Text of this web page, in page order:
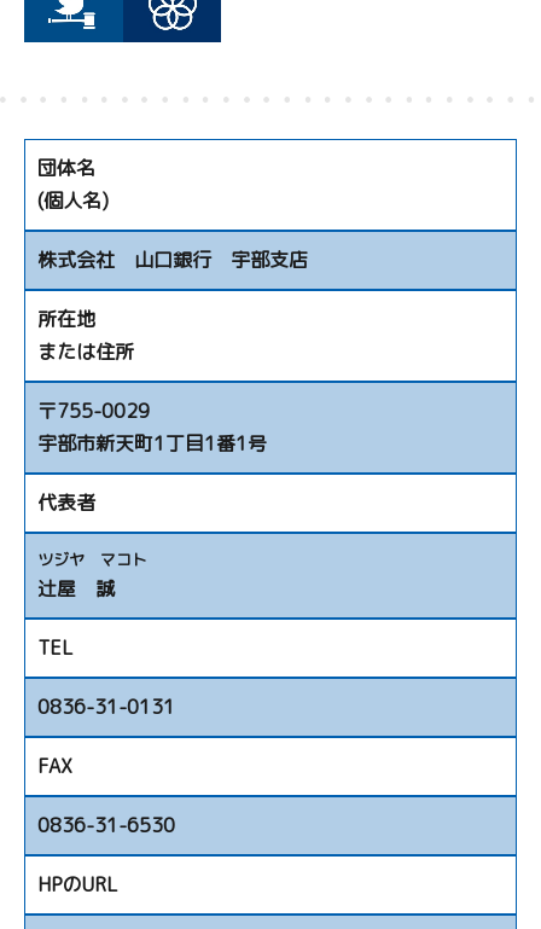
団体名
(個人名)
株式会社 山口銀行 宇部支店
所在地
または住所
〒755-0029
宇部市新天町1丁目1番1号
代表者
ツジヤ マコト
辻屋 誠
TEL
0836-31-0131
FAX
0836-31-6530
HPのURL